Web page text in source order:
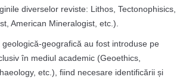
diverselor reviste: Lithos, Tectonophisics,
American Mineralogist, etc.).
geografică au fost introduse pe
în mediul academic (Geoethics,
etc.), fiind necesare identificării și